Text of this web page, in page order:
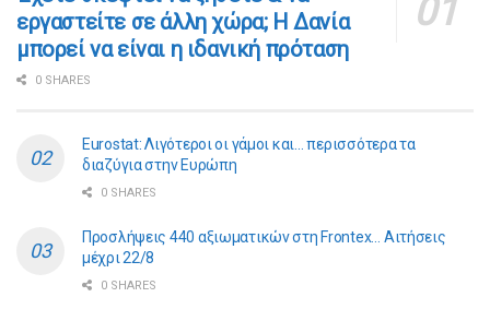
εργαστείτε σε άλλη χώρα; Η Δανία
μπορεί να είναι η ιδανική πρόταση
0 SHARES
Eurostat: Λιγότεροι οι γάμοι και… περισσότερα τα
διαζύγια στην Ευρώπη
0 SHARES
Προσλήψεις 440 αξιωματικών στη Frontex… Αιτήσεις
μέχρι 22/8
0 SHARES